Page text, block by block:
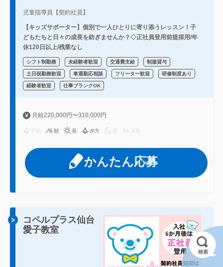
児童指導員【契約社員】
【キッズサポーター】個別で一人ひとりに寄り添うレッスン！子
どもたちと日々の成長を紡ぎませんか？◇正社員登用前提採用/年
休120日以上/残業なし
シフト制勤務 未経験者歓迎 交通費支給 制服貸与
土日祝勤務歓迎 車通勤応相談 フリーター歓迎 研修制度あり
経験者歓迎 仕事ブランクOK
月給220,000円〜310,000円
朝 昼 夕方 夜 深夜
かんたん応募
コペルプラス仙台
愛子教室
検索